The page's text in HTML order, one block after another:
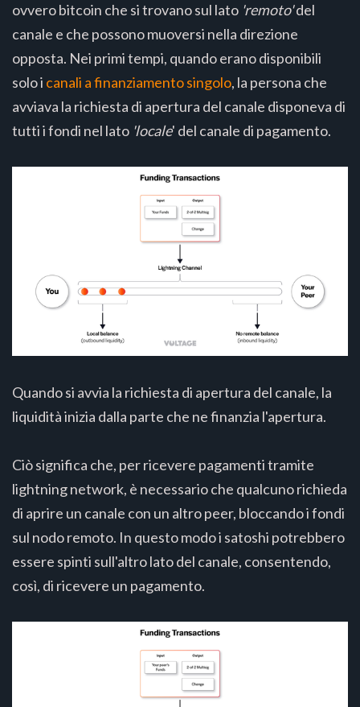
ovvero bitcoin che si trovano sul lato 'remoto'del
canale e che possono muoversi nella direzione
opposta. Nei primi tempi, quando erano disponibili
solo i canali a finanziamento singolo, la persona che
avviava la richiesta di apertura del canale disponeva di
tutti i fondi nel lato 'locale' del canale di pagamento.
Quando si avvia la richiesta di apertura del canale, la
liquidità inizia dalla parte che ne finanzia l'apertura.
Ciò significa che, per ricevere pagamenti tramite
lightning network, è necessario che qualcuno richieda
di aprire un canale con un altro peer, bloccando i fondi
sul nodo remoto. In questo modo i satoshi potrebbero
essere spinti sull'altro lato del canale, consentendo,
così, di ricevere un pagamento.